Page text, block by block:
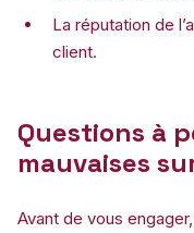
La réputation de
client.
Questions à
mauvaises
Avant de vous